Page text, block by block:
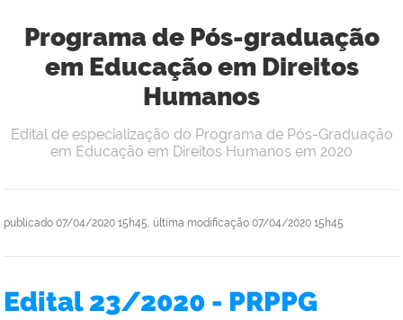
Programa de Pós-graduação
em Educação em Direitos
Humanos
publicado 07/04/2020 15h45, última modificação 07/04/2020 15h45
Edital de especialização do Programa de Pós-Graduação
em Educação em Direitos Humanos em 2020
Edital 23/2020 - PRPPG